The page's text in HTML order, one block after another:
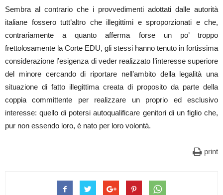
Sembra al contrario che i provvedimenti adottati dalle autorità
italiane fossero tutt’altro che illegittimi e sproporzionati e che,
contrariamente a quanto afferma forse un po’ troppo
frettolosamente la Corte EDU, gli stessi hanno tenuto in fortissima
considerazione l’esigenza di veder realizzato l’interesse superiore
del minore cercando di riportare nell’ambito della legalità una
situazione di fatto illegittima creata di proposito da parte della
coppia committente per realizzare un proprio ed esclusivo
interesse: quello di potersi autoqualificare genitori di un figlio che,
pur non essendo loro, è nato per loro volontà.
print